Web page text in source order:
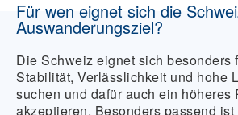
Für wen eignet sich die
Auswanderungsziel?
Die Schweiz eignet sich besonders
Stabilität, Verlässlichkeit und hohe
suchen und dafür auch ein höheres
akzeptieren. Besonders passend